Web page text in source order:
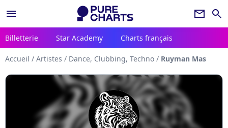
menu newsletter search
Billetterie Star Academy Charts français
Accueil / Artistes / Dance, Clubbing, Techno / Ruyman Mas